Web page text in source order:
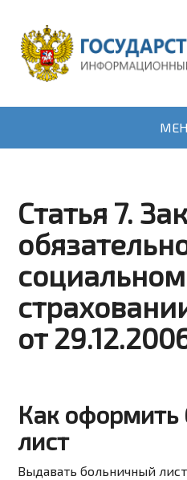
Статья 7.
социальном
от
Как оформить
лист
Выдавать больничный